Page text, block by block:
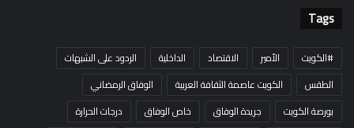
Tags
#الكويت الأمير الاقتصاد الداخلية
الردود على الشبهات
الطقس
الكويت عاصمة الثقافة العربية
الوفاق الرمضاني
بورصة الكويت
جريدة الوفاق خاص الوفاق
درجات الحرارة